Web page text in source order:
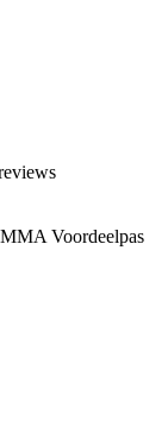
Voordeelpas